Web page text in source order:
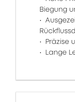
Biegung
Präzise
Lange